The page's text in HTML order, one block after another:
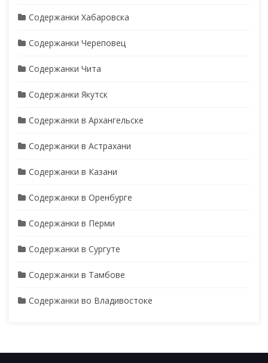
Содержанки Хабаровска
Содержанки Череповец
Содержанки Чита
Содержанки Якутск
Содержанки в Архангельске
Содержанки в Астрахани
Содержанки в Казани
Содержанки в Оренбурге
Содержанки в Перми
Содержанки в Сургуте
Содержанки в Тамбове
Содержанки во Владивостоке